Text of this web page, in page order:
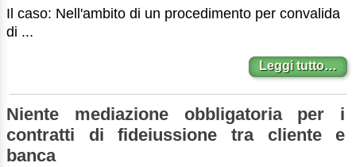
Il caso: Nell'ambito di un procedimento per convalida
di ...
Leggi tutto…
Niente mediazione obbligatoria per i
contratti di fideiussione tra cliente e
banca